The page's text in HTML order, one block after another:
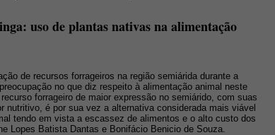
uso de plantas nativas na alimentação
de recursos forrageiros na região semiárida durante a
no que diz respeito à alimentação animal neste
forrageiro de maior expressão no semiárido, com suas
nutritivo, é por sua vez a alternativa considerada mais viável
tendo em vista a escassez de alimentos e o alto custo dos
Lopes Batista Dantas e Bonifácio Benicio de Souza.